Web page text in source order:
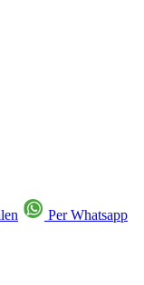
Per Whatsapp